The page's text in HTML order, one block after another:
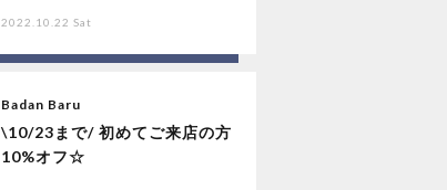
2022.10.22 Sat
Badan Baru
\10/23まで/ 初めてご来店の方
10%オフ☆